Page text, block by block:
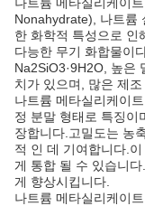
Nonahydrate), 나트륨
한 화학적 특성으로 인
다능한 무기 화합물이
Na2SiO3·9H2O, 높은
치가 있으며, 많은 제
나트륨 메타실리케이
정 분말 형태로 특징이
장합니다.고밀도는 농
적 인 데 기여합니다.
게 통합 될 수 있습니
게 향상시킵니다.
나트륨 메타실리케이